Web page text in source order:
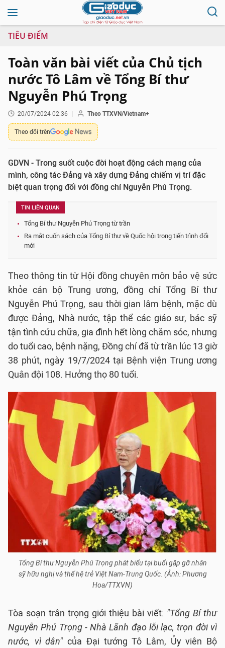
TIÊU ĐIỂM
Toàn văn bài viết của Chủ tịch
nước Tô Lâm về Tổng Bí thư
Nguyễn Phú Trọng
20/07/2024 02:36 Theo TTXVN/Vietnam+
Theo dõi trên
GDVN - Trong suốt cuộc đời hoạt động cách mạng của
mình, công tác Đảng và xây dựng Đảng chiếm vị trí đặc
biệt quan trọng đối với đồng chí Nguyễn Phú Trọng.
TIN LIÊN QUAN
Tổng Bí thư Nguyễn Phú Trọng từ trần
Ra mắt cuốn sách của Tổng Bí thư về Quốc hội trong tiến trình đổi
mới
Theo thông tin từ Hội đồng chuyên môn bảo vệ sức
khỏe cán bộ Trung ương, đồng chí Tổng Bí thư
Nguyễn Phú Trọng, sau thời gian lâm bệnh, mặc dù
được Đảng, Nhà nước, tập thể các giáo sư, bác sỹ
tận tình cứu chữa, gia đình hết lòng chăm sóc, nhưng
do tuổi cao, bệnh nặng, Đồng chí đã từ trần lúc 13 giờ
38 phút, ngày 19/7/2024 tại Bệnh viện Trung ương
Quân đội 108. Hưởng thọ 80 tuổi.
Tổng Bí thư Nguyễn Phú Trọng phát biểu tại buổi gặp gỡ nhân
sỹ hữu nghị và thế hệ trẻ Việt Nam-Trung Quốc. (Ảnh: Phương
Hoa/TTXVN)
Tòa soạn trân trọng giới thiệu bài viết: "Tổng Bí thư
Nguyễn Phú Trọng - Nhà Lãnh đạo lỗi lạc, trọn đời vì
nước, vì dân"của Đại tướng Tô Lâm, Ủy viên Bộ